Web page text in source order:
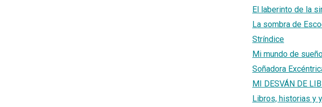
El laberinto de la
La sombra de
Stríndice
Mi mundo de
Soñadora
MI DESVÁN DE
Libros, historias y